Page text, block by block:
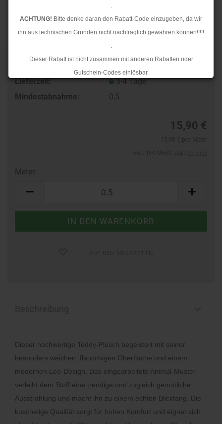
.
ACHTUNG! Bitte denke daran den Rabatt-Code einzugeben, da wir
ihn aus technischen Gründen nicht nachträglich gewähren können!!!!!
.
Dieser Rabatt ist nicht zusammen mit anderen Rabatten oder
Gutschein-Codes einlösbar.
.
Ab dem 17.08.2026 versenden wir wieder wie gewohnt. Aufgrund des
Lieferzeit:
3-4 Tage
Mindestabnahme:
0,5
15,90 €
Meter:
Dieser hochwertige Teddy-Plüsch begeistert mit seiner
besonders weichen, flauschigen Oberfläche und einem
modernen Leo-Design. Das eingearbeitete Animal-Muster
verleiht dem Stoff eine trendige und zugleich gemütliche
Ausstrahlung und macht ihn zu einem echten Blickfang. Die
kuschelige Qualität sorgt für hohen Komfort und eignet sich